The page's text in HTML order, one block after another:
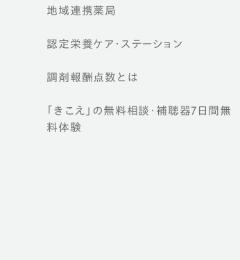
地域連携薬局
認定栄養ケア・ ステーション
調剤報酬点数とは
「きこえ」の無料相談・補聴器7日間無
料体験